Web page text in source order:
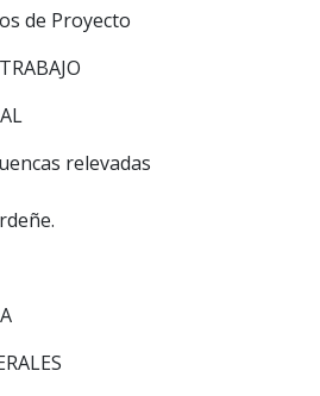
de Proyecto
relevadas